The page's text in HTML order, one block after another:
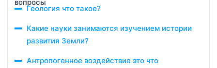
Геология что такое?
Какие науки занимаются изучением истории
развития Земли?
Антропогенное воздействие это что